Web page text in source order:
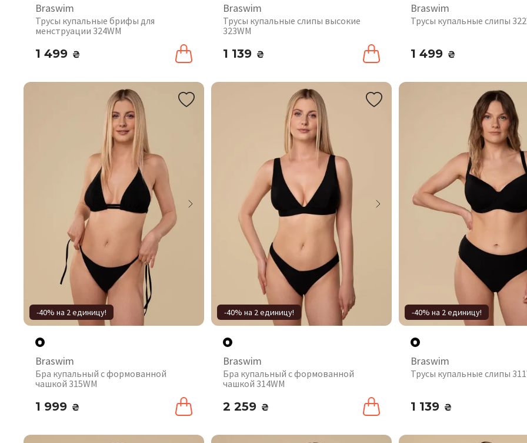
Braswim
Трусы купальные брифы для
менструации 324WM
1 499 ₴
Braswim
Трусы купальные слипы высокие
323WM
1 139 ₴
Braswim
Трусы купальные слипы
1 499 ₴
-40% на 2 единицу!
Braswim
Бра купальный с формованной
чашкой 315WM
1 999 ₴
-40% на 2 единицу!
Braswim
Бра купальный с формованной
чашкой 314WM
2 259 ₴
-40% на 2 единицу!
Braswim
Трусы купальные слипы
1 139 ₴